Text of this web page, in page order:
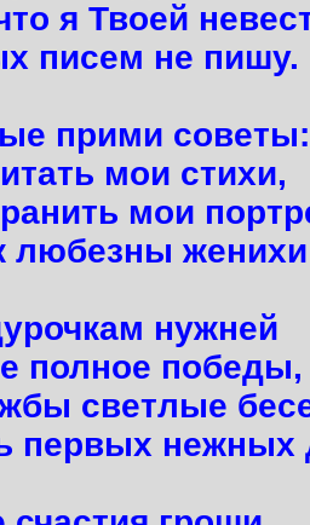
я Твоей
писем не пишу.
прими советы:
мои стихи,
мои
любезны
нужней
полное победы,
светлые
первых нежных